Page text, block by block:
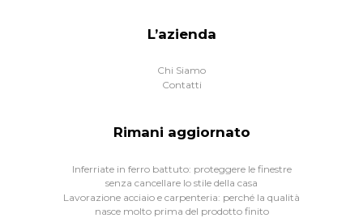
L’azienda
Chi Siamo
Contatti
Rimani aggiornato
Inferriate in ferro battuto: proteggere le finestre
senza cancellare lo stile della casa
Lavorazione acciaio e carpenteria: perché la qualità
nasce molto prima del prodotto finito